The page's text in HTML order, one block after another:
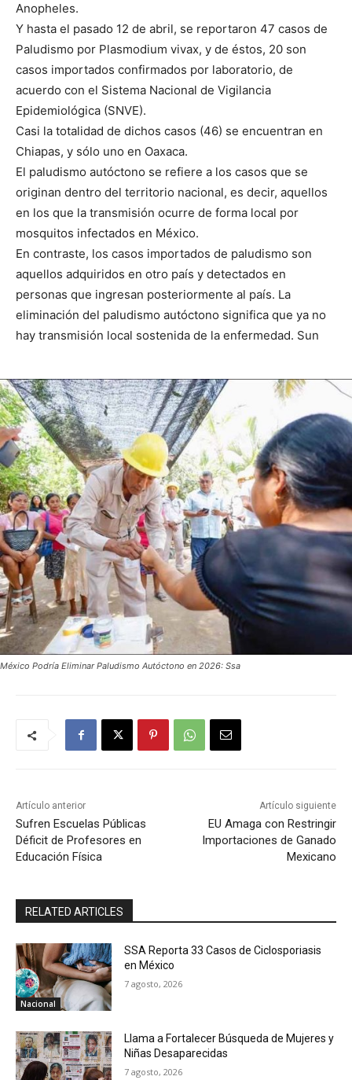
Anopheles.
Y hasta el pasado 12 de abril, se reportaron 47 casos de
Paludismo por Plasmodium vivax, y de éstos, 20 son
casos importados confirmados por laboratorio, de
acuerdo con el Sistema Nacional de Vigilancia
Epidemiológica (SNVE).
Casi la totalidad de dichos casos (46) se encuentran en
Chiapas, y sólo uno en Oaxaca.
El paludismo autóctono se refiere a los casos que se
originan dentro del territorio nacional, es decir, aquellos
en los que la transmisión ocurre de forma local por
mosquitos infectados en México.
En contraste, los casos importados de paludismo son
aquellos adquiridos en otro país y detectados en
personas que ingresan posteriormente al país. La
eliminación del paludismo autóctono significa que ya no
hay transmisión local sostenida de la enfermedad. Sun
México Podría Eliminar Paludismo Autóctono en 2026: Ssa
Artículo anterior
Sufren Escuelas Públicas
Déficit de Profesores en
Educación Física
Artículo siguiente
EU Amaga con Restringir
Importaciones de Ganado
Mexicano
RELATED ARTICLES
Nacional
SSA Reporta 33 Casos de Ciclosporiasis
en México
7 agosto, 2026
Llama a Fortalecer Búsqueda de Mujeres y
Niñas Desaparecidas
7 agosto, 2026